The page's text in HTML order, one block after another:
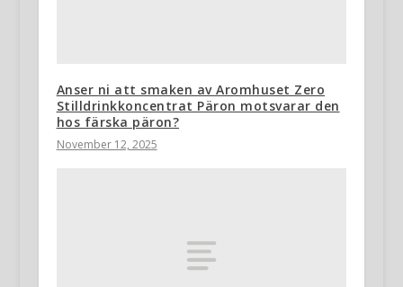
Anser ni att smaken av Aromhuset Zero
Stilldrinkkoncentrat Päron motsvarar den
hos färska päron?
November 12, 2025